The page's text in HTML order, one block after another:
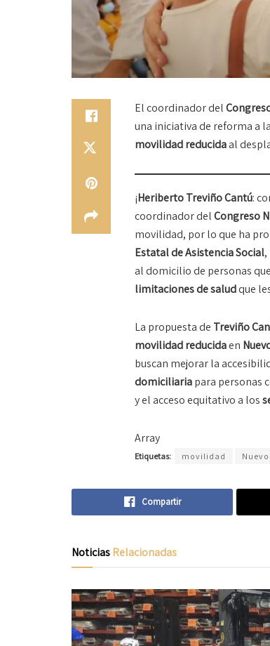
El coordinador del
una iniciativa de reforma a
movilidad reducidaal
¡Heriberto Treviño Cantú:
coordinador delCongreso
movilidad, por lo que ha
Estatal de Asistencia Social
al domicilio de personas
limitaciones de saludque
La propuesta de Treviño
movilidad reducidaen
buscan mejorar la
domiciliariapara personas
y el acceso equitativo a los
Array
Etiquetas: movilidad
Compartir
NoticiasRelacionadas